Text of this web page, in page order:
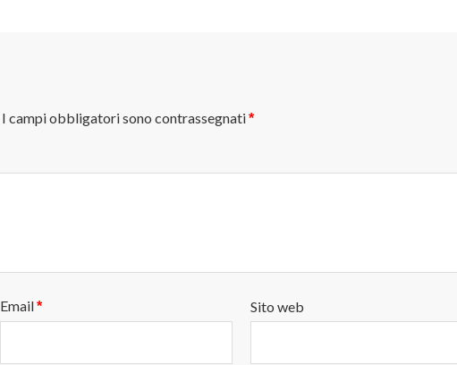
I campi obbligatori sono contrassegnati*
Email* Sito web